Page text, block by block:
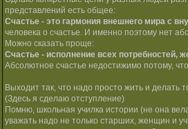
представлений есть общее:
Счастье - это гармония внешнего мира с
человека о счастье. И именно поэтому нет
Можно сказать проще:
Счастье - исполнение всех потребностей,
Абсолютное счастье недостижимо потому,
Выходит так, что надо просто жить и делать
(Здесь я сделаю отступление)
Помню, школьная училка истории (не она
уважать надо не только старших, женщин и